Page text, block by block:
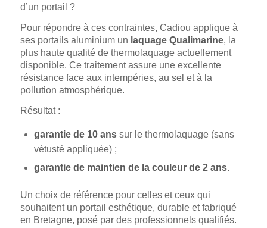
d’un portail ?
Pour répondre à ces contraintes, Cadiou applique à
ses portails aluminium un laquage Qualimarine, la
plus haute qualité de thermolaquage actuellement
disponible. Ce traitement assure une excellente
résistance face aux intempéries, au sel et à la
pollution atmosphérique.
Résultat :
garantie de 10 anssur le thermolaquage (sans
vétusté appliquée) ;
garantie de maintien de la couleur de 2 ans.
Un choix de référence pour celles et ceux qui
souhaitent un portail esthétique, durable et fabriqué
en Bretagne, posé par des professionnels qualifiés.